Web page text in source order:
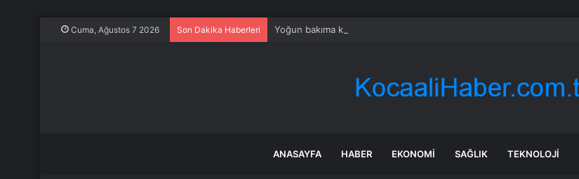
Cuma, Ağustos 7 2026 Son Dakika Haberleri Yoğun bakıma kaldırılmıştı: Lösemi tedavisi gören Cansever’den
ANASAYFA HABER EKONOMI SAĞLIK TEKNOLOJI